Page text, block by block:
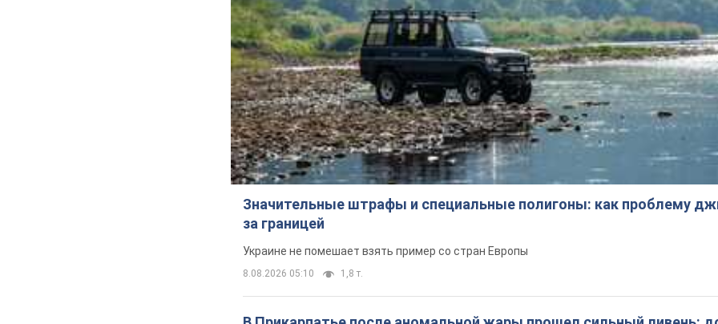
Значительные штрафы и специальные полигоны: как проблему
за границей
Украине не помешает взять пример со стран Европы
8.08.2026 05:10 1,8 т.